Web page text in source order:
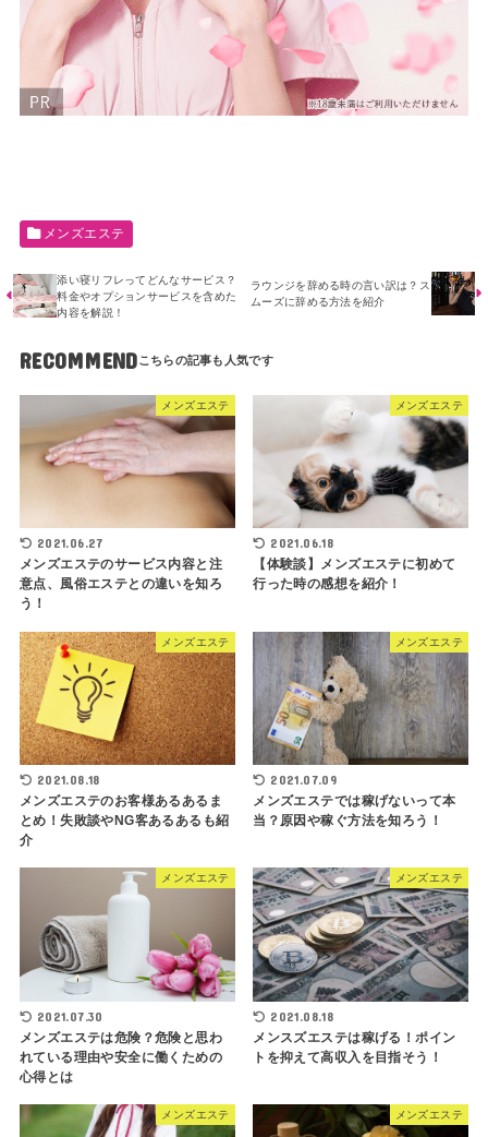
メンズエステ
添い寝リフレってどんなサービス？
料金やオプションサービスを含めた
内容を解説！
ラウンジを辞める時の言い訳は？ス
ムーズに辞める方法を紹介
RECOMMEND
メンズエステ
2021.06.27
メンズエステのサービス内容と注
意点、風俗エステとの違いを知ろ
う！
メンズエステ
2021.06.18
【体験談】メンズエステに初めて
行った時の感想を紹介！
メンズエステ
2021.08.18
メンズエステのお客様あるあるま
とめ！失敗談やNG客あるあるも紹
介
メンズエステ
2021.07.09
メンズエステでは稼げないって本
当？原因や稼ぐ方法を知ろう！
メンズエステ
2021.07.30
メンズエステは危険？危険と思わ
れている理由や安全に働くための
心得とは
メンズエステ
2021.08.18
メンスズエステは稼げる！ポイン
トを抑えて高収入を目指そう！
メンズエステ メンズエステ